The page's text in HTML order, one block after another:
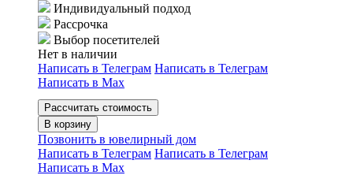
Индивидуальный подход
Рассрочка
Выбор посетителей
Нет в наличии
Написать в Телеграм Написать в Телеграм
Написать в Мах
Рассчитать стоимость
В корзину
Позвонить в ювелирный дом
Написать в Телеграм Написать в Телеграм
Написать в Мах